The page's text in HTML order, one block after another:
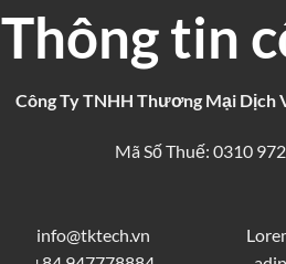
Thông tin
Công Ty TNHH Thương Mại Dịch
Mã Số Thuế: 0310
info@tktech.vn